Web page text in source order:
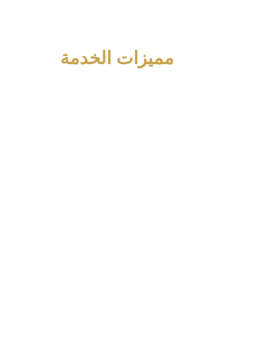
مميزات الخدمة